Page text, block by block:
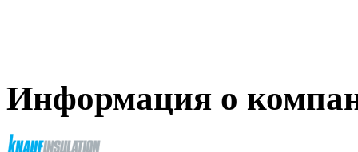
Информация о